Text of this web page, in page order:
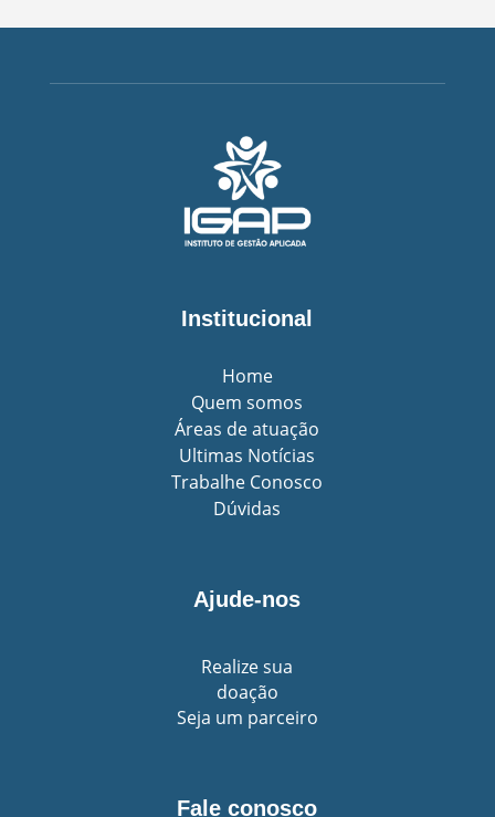
Institucional
Home
Quem somos
Áreas de atuação
Ultimas Notícias
Trabalhe Conosco
Dúvidas
Ajude-nos
Realize sua
doação
Seja um parceiro
Fale conosco